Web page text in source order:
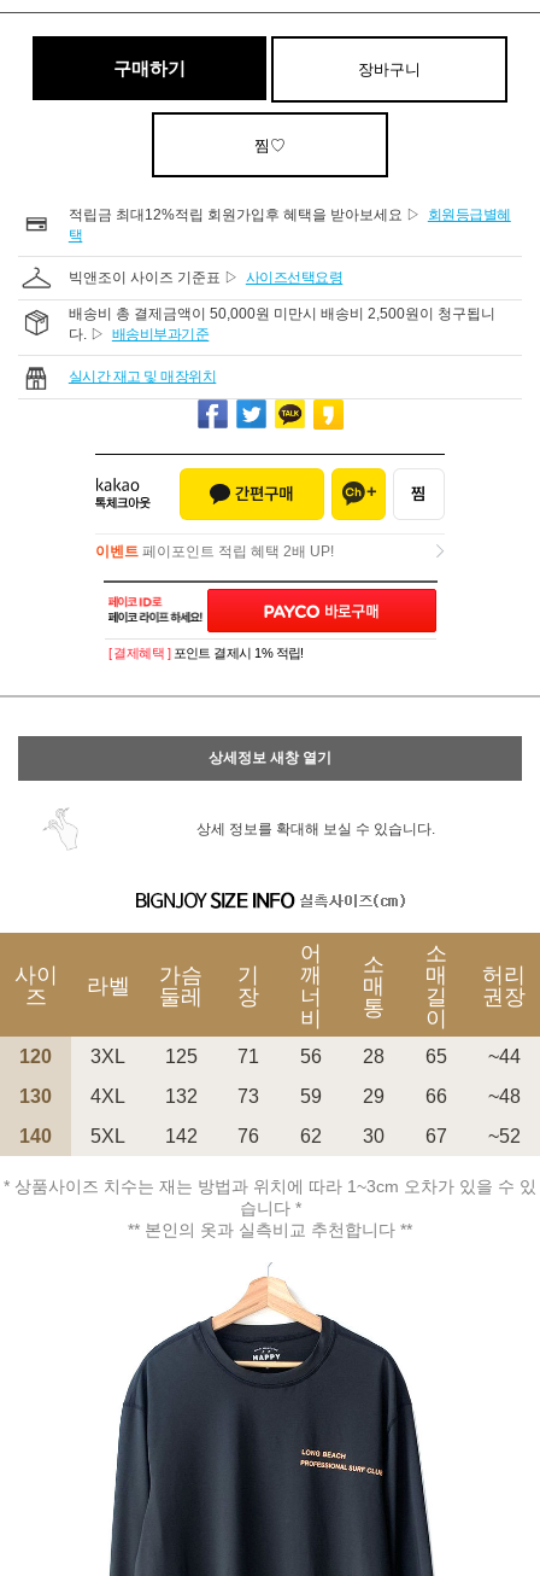
구매하기 장바구니
찜♡
적립금 최대12%적립 회원가입후 혜택을 받아보세요 ▷
회원등급별혜
택
빅앤조이 사이즈 기준표 ▷ 사이즈선택요령
배송비 총 결제금액이 50,000원 미만시 배송비 2,500원이 청구됩니
다. ▷ 배송비부과기준
실시간 재고 및 매장위치
이벤트 페이포인트 적립 혜택 2배 UP!
이벤트페이포인트 적립 혜택 2배 UP!
페이코 ID로 페
PAYCO 바로구매
[ 결제혜택 ] 포인트 결제시 1% 적립!
상세정보 새창 열기
상세 정보를 확대해 보실 수 있습니다.
사이
즈
라벨
가슴
둘레
기
장
어
깨
너
비
소
매
통
소
매
길
이
허리
권장
120 3XL 125 71 56 28 65
~44
130
4XL 132 73 59 29 66
~48
140
5XL 142 76 62 30 67 ~52
* 상품사이즈 치수는 재는 방법과 위치에 따라 1~3cm 오차가 있을 수 있
습니다 *
** 본인의 옷과 실측비교 추천합니다 **